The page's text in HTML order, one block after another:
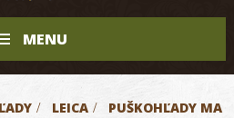
MENU
> LEICA >
PUŠKOHĽADY MA